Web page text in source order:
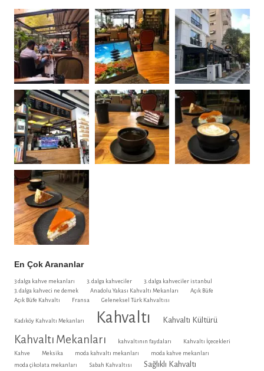
En Çok Arananlar
3 dalga kahve mekanları 3. dalga kahveciler
3. dalga kahveciler istanbul
3. dalga kahveci ne demek
Anadolu Yakası Kahvaltı Mekanları
Açık Büfe
Açık Büfe Kahvaltı
Fransa Geleneksel Türk Kahvaltısı
Kadıköy Kahvaltı Mekanları Kahvaltı Kahvaltı Kültürü
Kahvaltı Mekanları kahvaltının faydaları
Kahvaltı İçecekleri
Kahve
Meksika moda kahvaltı mekanları
moda kahve mekanları
moda çikolata mekanları
Sabah Kahvaltısı Sağlıklı Kahvaltı